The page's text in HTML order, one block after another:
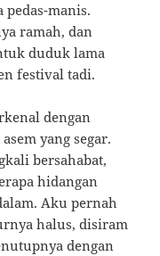
manis.
ramah, dan
duduk lama
festival tadi.
dengan
yang segar.
bersahabat,
hidangan
Aku pernah
halus, disiram
dengan